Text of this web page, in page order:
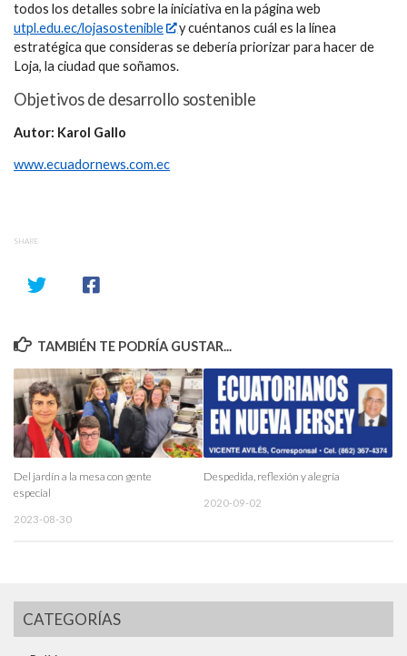
todos los detalles sobre la iniciativa en la página web
utpl.edu.ec/lojasostenible
y cuéntanos cuál es la línea
estratégica que consideras se debería priorizar para hacer de
Loja, la ciudad que soñamos.
Objetivos de desarrollo sostenible
Autor: Karol Gallo
www.ecuadornews.com.ec
SHARE
TAMBIÉN TE PODRÍA GUSTAR...
Del jardín a la mesa con gente
especial
2023-08-30
Despedida, reflexión y alegría
2020-09-02
CATEGORÍAS